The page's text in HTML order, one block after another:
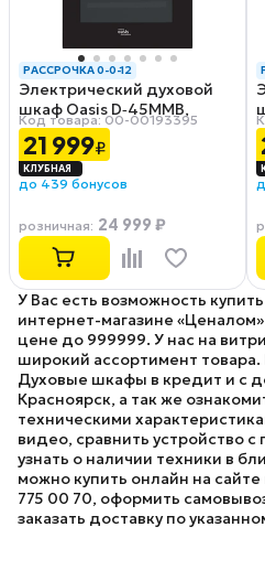
РАССРОЧКА 0-0-12
Электрический духовой
шкаф Oasis D‑45MMB,
черный
Код товара: 00-00193395
21 999₽
до 439 бонусов
розничная: 24 999 ₽
У Вас есть возможность
интернет-магазине
цене до 999999. У нас на
широкий ассортимент
Духовые шкафы в кредит и с
Красноярск, а так же
техническими
видео, сравнить устройство
узнать о наличии техники в
можно купить онлайн на
775 00 70, оформить
заказать доставку по